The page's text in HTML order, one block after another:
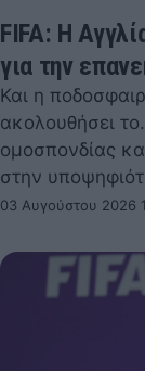
FIFA: Η
για την
Και η
ακολουθήσει
ομοσπονδίας
στην
03 Αυγούστου 2026